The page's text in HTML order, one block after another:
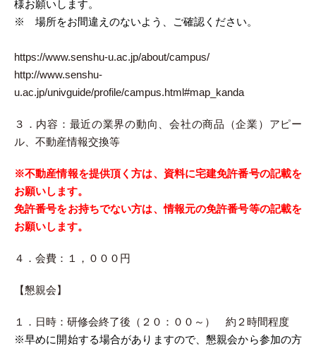
様お願いします。
※ 場所をお間違えのないよう、ご確認ください。
https://www.senshu-u.ac.jp/about/campus/
http://www.senshu-
u.ac.jp/univguide/profile/campus.html#map_kanda
３．内容：最近の業界の動向、会社の商品（企業）アピー
ル、不動産情報交換等
※不動産情報を提供頂く方は、資料に宅建免許番号の記載を
お願いします。
免許番号をお持ちでない方は、情報元の免許番号等の記載を
お願いします。
４．会費：１，０００円
【懇親会】
１．日時：研修会終了後（２０：００～） 約２時間程度
※早めに開始する場合がありますので、懇親会から参加の方